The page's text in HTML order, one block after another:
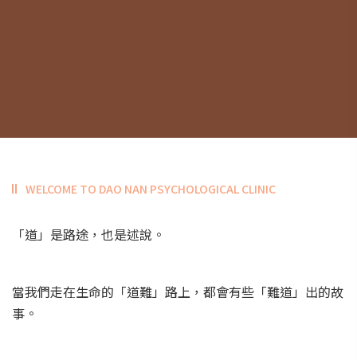
WELCOME TO DAO NAN PSYCHOLOGICAL CLINIC
「道」是路途，也是述說。
當我們走在生命的「道難」路上，都會有些「難道」出的故
事。